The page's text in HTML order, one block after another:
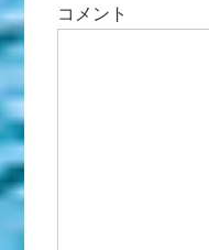
コメント